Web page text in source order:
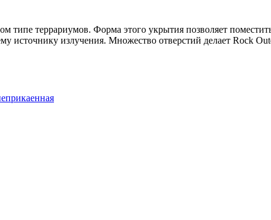
типе террариумов. Форма этого укрытия позволяет
источнику излучения. Множество отверстий делает Rock